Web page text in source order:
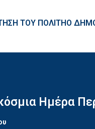
ΤΟΥ ΠΟΛΙΤΗΟ
Ημέρα